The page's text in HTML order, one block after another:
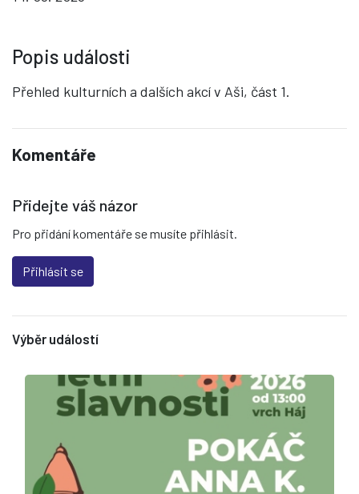
Popis události
Přehled kulturních a dalších akcí v Aši, část 1.
Komentáře
Přidejte váš názor
Pro přidání komentáře se musíte přihlásit.
Přihlásit se
Výběr událostí